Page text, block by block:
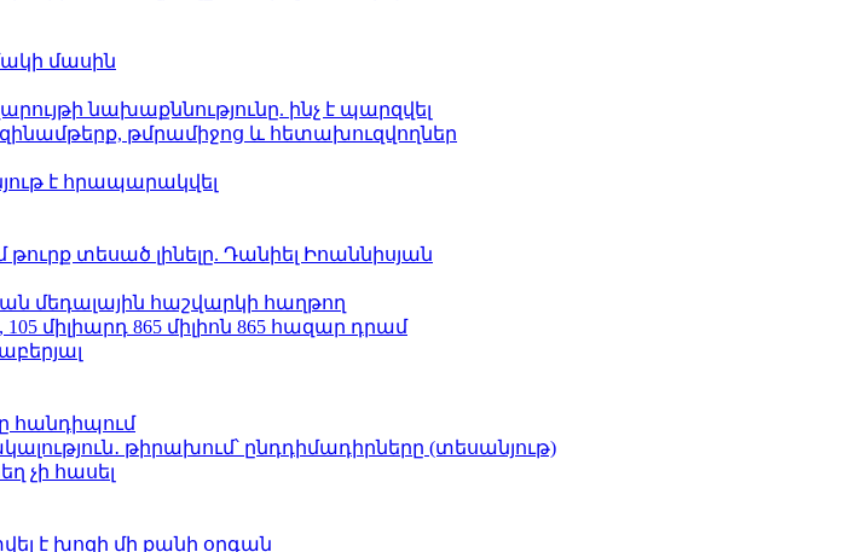
մասին
նախաքննությունը. ինչ է պարզվել
զինամթերք, թմրամիջոց և հետախուզվողներ
է հրապարակվել
տեսած լինելը. Դանիել Իոաննիսյան
մեդալային հաշվարկի հաղթող
միլիարդ 865 միլիոն 865 հազար դրամ
հանդիպում
թիրախում՝ ընդդիմադիրները (տեսանյութ)
չի հասել
է խոզի մի քանի օրգան